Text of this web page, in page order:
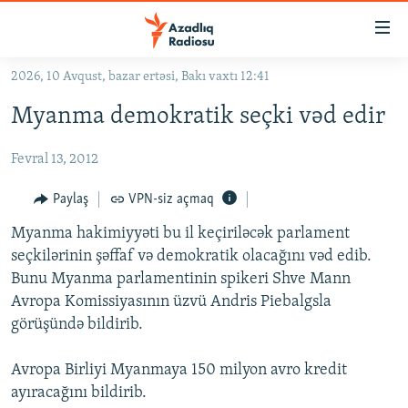
Əsas
qayıt
naviqasiyaya
Axtarışa
keç
#İZAHLA
KORRUPSIOMETR
#ƏSLINDƏ
FƏRQƏ BAX
QANUNI DOĞRU
ARAŞDIRMA
MULTIMEDIA
FOTOQALEREYA
RADIO ARXIV
OXU ZALI
HAQQIMIZDA
2026, 10 Avqust, bazar ertəsi, Bakı vaxtı 12:41
Myanma demokratik seçki vəd edir
Fevral 13, 2012
Paylaş VPN-siz açmaq
Myanma hakimiyyəti bu il keçiriləcək parlament
seçkilərinin şəffaf və demokratik olacağını vəd edib.
Bunu Myanma parlamentinin spikeri Shve Mann
Avropa Komissiyasının üzvü Andris Piebalgsla
görüşündə bildirib.
Avropa Birliyi Myanmaya 150 milyon avro kredit
ayıracağını bildirib.